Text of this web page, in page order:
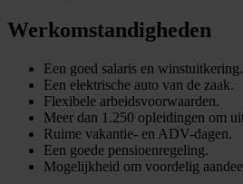
Werkomstandigheden
Een goed salaris en winstuitkering.
Een elektrische auto van de zaak.
Flexibele arbeidsvoorwaarden.
Meer dan 1.250 opleidingen om
Ruime vakantie- en ADV-dagen.
Een goede pensioenregeling.
Mogelijkheid om voordelig